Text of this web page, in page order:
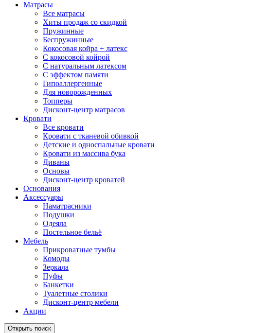
Матрасы
Все матрасы
Хиты продаж со скидкой
Пружинные
Беспружинные
Кокосовая койра + латекс
С кокосовой койрой
С натуральным латексом
С эффектом памяти
Гипоаллергенные
Для новорожденных
Топперы
Дисконт-центр матрасов
Кровати
Все кровати
Кровати с тканевой обивкой
Детские и односпальные кровати
Кровати из массива бука
Диваны
Основы
Дисконт-центр кроватей
Основания
Аксессуары
Наматрасники
Подушки
Одеяла
Постельное бельё
Мебель
Прикроватные тумбы
Комоды
Зеркала
Пуфы
Банкетки
Туалетные столики
Дисконт-центр мебели
Акции
Открыть поиск